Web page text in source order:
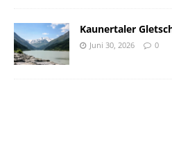
Kaunertaler
Juni 30, 2026 0